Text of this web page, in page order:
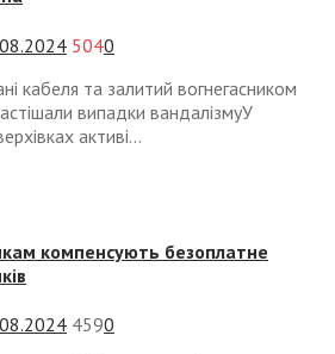
5040
кабеля та залитий вогнегасником
випадки вандалізмуУ
активі...
компенсують безоплатне
4590